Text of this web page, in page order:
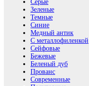
Серые
Зеленые
Темные
Синие
Медный антик
С металлофиленкой
Сейфовые
Бежевые
Беленый дуб
Прованс
Современные